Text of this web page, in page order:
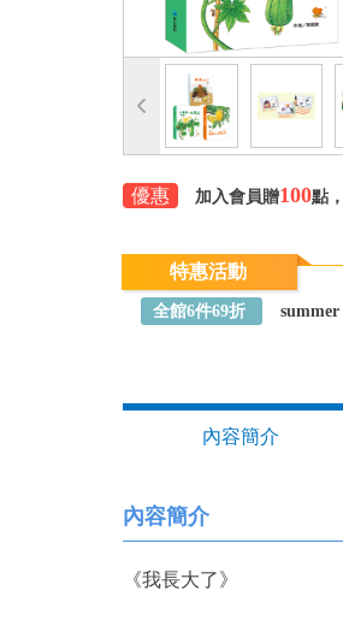
優惠 加入會員贈100點
特惠活動
全館6件69折
內容簡介
內容簡介
《我長大了》